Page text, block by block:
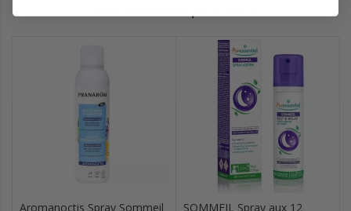
Recommandé pour vous
Aromanoctis Spray Sommeil
SOMMEIL Spray aux 12